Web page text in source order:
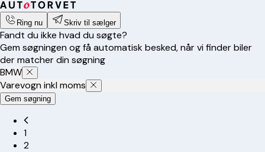
Ring nu Skriv til sælger
Fandt du ikke hvad du søgte?
Gem søgningen og få automatisk besked, når vi finder biler
der matcher din søgning
BMW
Varevogn inkl moms
Gem søgning
1
2